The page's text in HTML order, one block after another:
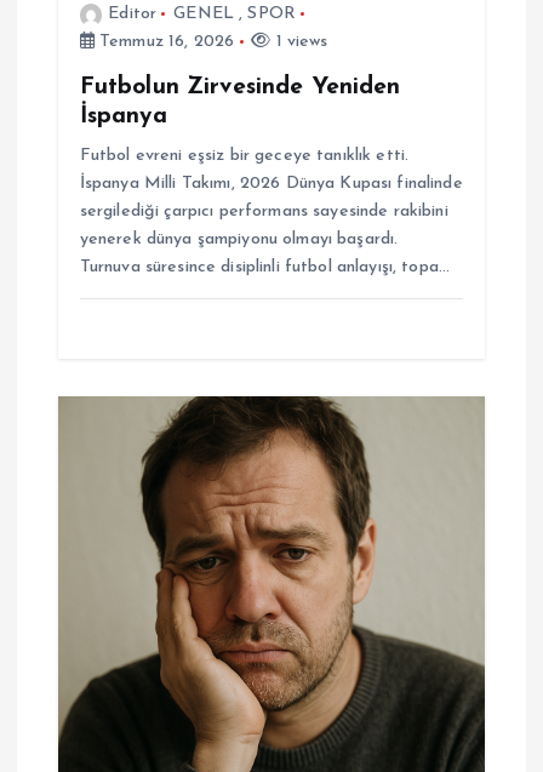
Editor GENEL,SPOR
Temmuz 16, 2026
1 views
Futbolun Zirvesinde Yeniden
İspanya
Futbol evreni eşsiz bir geceye tanıklık etti.
İspanya Milli Takımı, 2026 Dünya Kupası finalinde
sergilediği çarpıcı performans sayesinde rakibini
yenerek dünya şampiyonu olmayı başardı.
Turnuva süresince disiplinli futbol anlayışı, topa…